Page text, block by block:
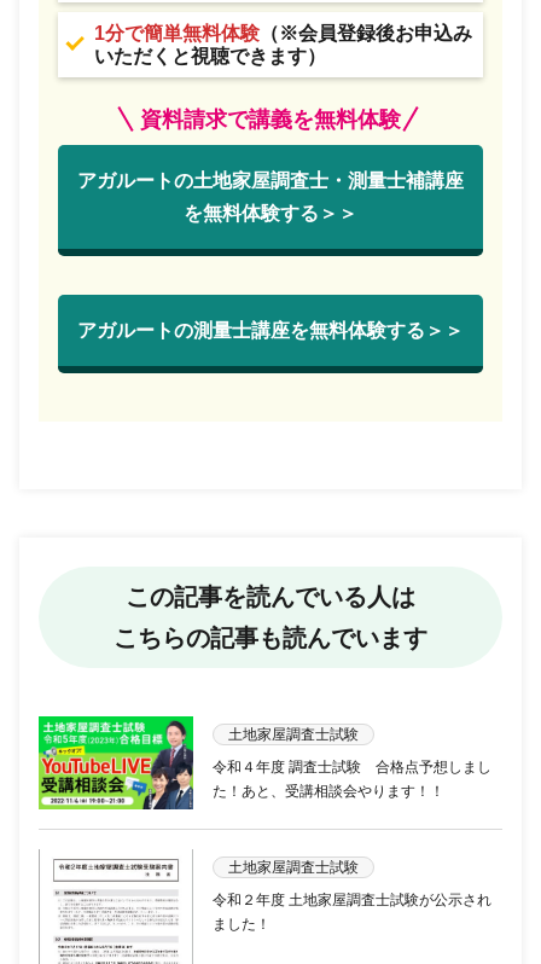
1分で簡単無料体験 （※会員登録後お申込み
いただくと視聴できます）
資料請求で講義を無料体験
アガルートの土地家屋調査士・測量士補講座
を無料体験する＞＞
アガルートの測量士講座を無料体験する＞＞
この記事を読んでいる人は
こちらの記事も読んでいます
土地家屋調査士試験
令和４年度 調査士試験 合格点予想しまし
た！あと、受講相談会やります！！
土地家屋調査士試験
令和２年度 土地家屋調査士試験が公示され
ました！